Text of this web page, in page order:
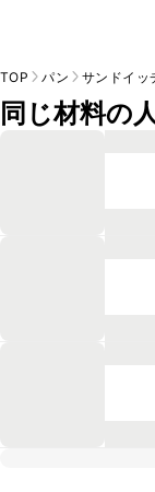
TOP パン サンドイッ
同じ材料の